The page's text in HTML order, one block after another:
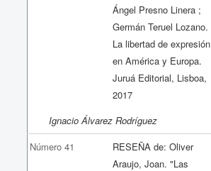
Ángel Presno Linera ;
Germán Teruel Lozano.
La libertad de expresión
en América y Europa.
Juruá Editorial, Lisboa,
2017
Ignacio Álvarez Rodríguez
Número 41
RESEÑA de: Oliver
Araujo, Joan. "Las